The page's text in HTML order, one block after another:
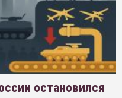
остановился